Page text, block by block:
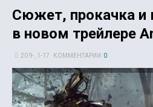
Сюжет, прокачка и
в новом трейлере
20 9-, 1-17 КОММЕНТАРИИ: 0